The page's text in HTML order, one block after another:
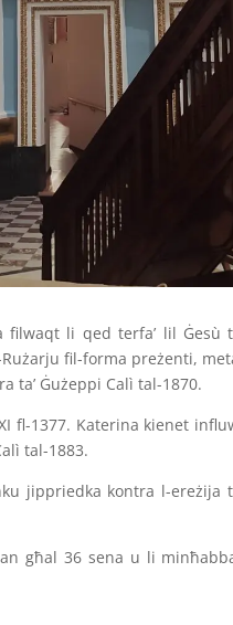
li qed terfa’ lil
fil-forma preżenti,
ta’ Ġużeppi Calì tal-1870.
fl-1377. Katerina kienet
tal-1883.
jippriedka kontra l-
għal 36 sena u li